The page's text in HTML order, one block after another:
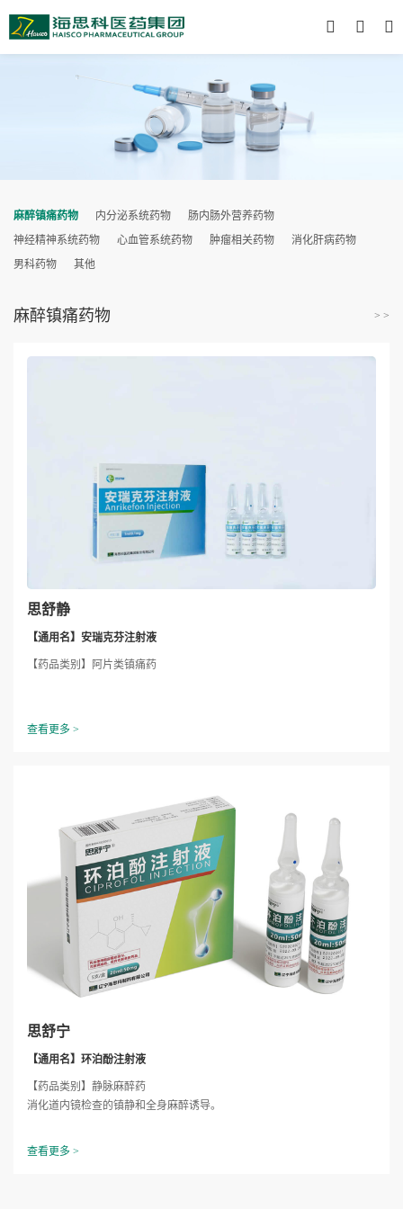
麻醉镇痛药物 内分泌系统药物
肠内肠外营养药物
神经精神系统药物
心血管系统药物 肿瘤相关药物
消化肝病药物
男科药物
其他
> >
麻醉镇痛药物
思舒静
​【通用名】安瑞克芬注射液
【药品类别】阿片类镇痛药
查看更多 >
思舒宁
【通用名】环泊酚注射液
【药品类别】静脉麻醉药
消化道内镜检查的镇静和全身麻醉诱导。
查看更多 >